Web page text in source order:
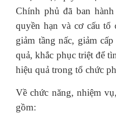
Chính phủ đã ban
quyền hạn và cơ cấu
giảm tầng nấc, giảm
quả, khắc phục triệt để
hiệu quả trong tổ chức
Về chức năng, nhiệm
gồm: